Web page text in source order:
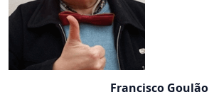
Francisco Goulão